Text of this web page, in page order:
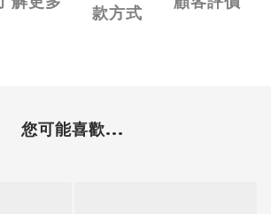
款方式
您可能喜歡...